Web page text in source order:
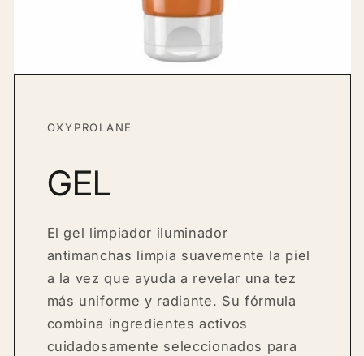
OXYPROLANE
GEL
El gel limpiador iluminador
antimanchas limpia suavemente la piel
a la vez que ayuda a revelar una tez
más uniforme y radiante. Su fórmula
combina ingredientes activos
cuidadosamente seleccionados para